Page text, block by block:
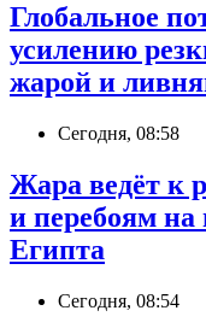
Глобальное
усилению
жарой и
Сегодня, 08:58
Жара ведёт к
и перебоям на
Египта
Сегодня, 08:54